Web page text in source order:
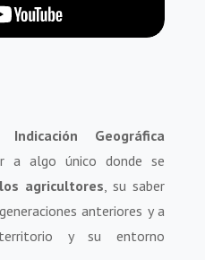
Indicación Geográfica
a algo único donde se
agricultores , su saber
anteriores y a
y su entorno